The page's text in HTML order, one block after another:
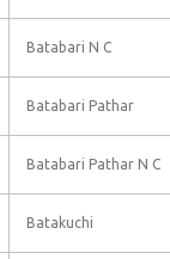
Batabari N C
Batabari Pathar
Batabari Pathar N C
Batakuchi